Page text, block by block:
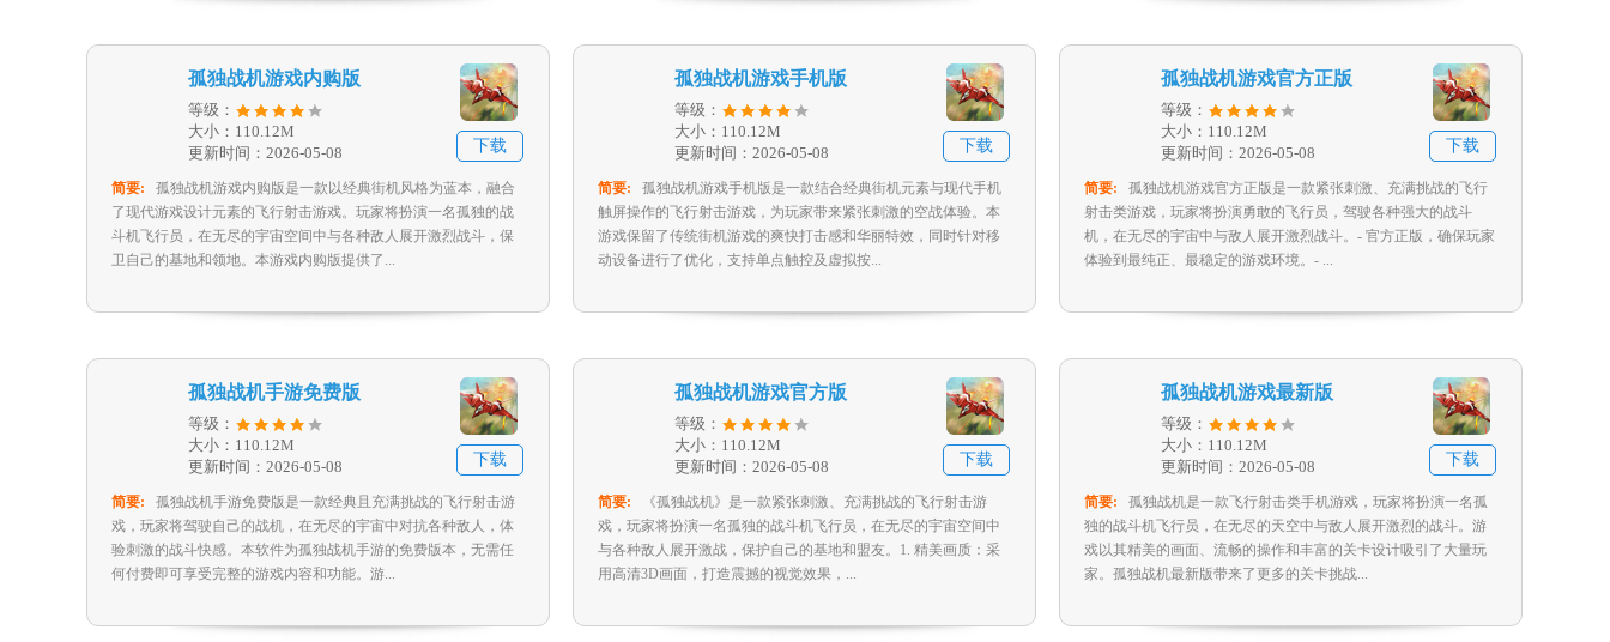
孤独战机游戏内购版
等级：
大小：110.12M
更新时间：2026-05-08
下载
简要:
孤独战机游戏内购版是一款以经典街机风格为蓝本，融合
了现代游戏设计元素的飞行射击游戏。玩家将扮演一名孤独的战
斗机飞行员，在无尽的宇宙空间中与各种敌人展开激烈战斗，保
卫自己的基地和领地。本游戏内购版提供了...
孤独战机游戏手机版
等级：
大小：110.12M
更新时间：2026-05-08
下载
简要:
孤独战机游戏手机版是一款结合经典街机元素与现代手机
触屏操作的飞行射击游戏，为玩家带来紧张刺激的空战体验。本
游戏保留了传统街机游戏的爽快打击感和华丽特效，同时针对移
动设备进行了优化，支持单点触控及虚拟按...
孤独战机游戏官方正版
等级：
大小：110.12M
更新时间：2026-05-08
下载
简要:
孤独战机游戏官方正版是一款紧张刺激、充满挑战的飞行
射击类游戏，玩家将扮演勇敢的飞行员，驾驶各种强大的战斗
机，在无尽的宇宙中与敌人展开激烈战斗。- 官方正版，确保玩家
体验到最纯正、最稳定的游戏环境。- ...
孤独战机手游免费版
等级：
大小：110.12M
更新时间：2026-05-08
下载
简要:
孤独战机手游免费版是一款经典且充满挑战的飞行射击游
戏，玩家将驾驶自己的战机，在无尽的宇宙中对抗各种敌人，体
验刺激的战斗快感。本软件为孤独战机手游的免费版本，无需任
何付费即可享受完整的游戏内容和功能。游...
孤独战机游戏官方版
等级：
大小：110.12M
更新时间：2026-05-08
下载
简要:
《孤独战机》是一款紧张刺激、充满挑战的飞行射击游
戏，玩家将扮演一名孤独的战斗机飞行员，在无尽的宇宙空间中
与各种敌人展开激战，保护自己的基地和盟友。1. 精美画质：采
用高清3D画面，打造震撼的视觉效果，...
孤独战机游戏最新版
等级：
大小：110.12M
更新时间：2026-05-08
下载
简要:
孤独战机是一款飞行射击类手机游戏，玩家将扮演一名孤
独的战斗机飞行员，在无尽的天空中与敌人展开激烈的战斗。游
戏以其精美的画面、流畅的操作和丰富的关卡设计吸引了大量玩
家。孤独战机最新版带来了更多的关卡挑战...